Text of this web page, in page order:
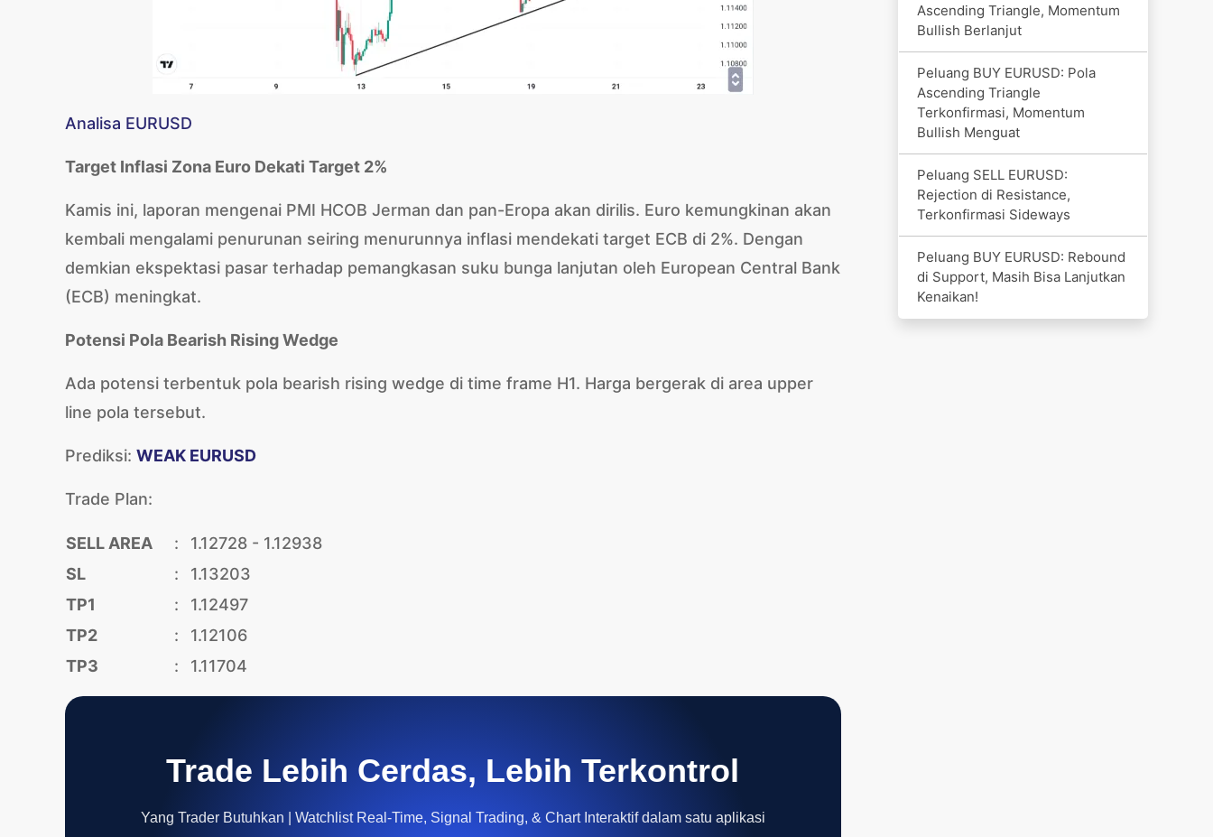
Analisa EURUSD
Target Inflasi Zona Euro Dekati Target 2%
Kamis ini, laporan mengenai PMI HCOB Jerman dan pan-Eropa akan dirilis. Euro kemungkinan akan
kembali mengalami penurunan seiring menurunnya inflasi mendekati target ECB di 2%. Dengan
demkian ekspektasi pasar terhadap pemangkasan suku bunga lanjutan oleh European Central Bank
(ECB) meningkat.
Potensi Pola Bearish Rising Wedge
Ada potensi terbentuk pola bearish rising wedge di time frame H1. Harga bergerak di area upper
line pola tersebut.
Prediksi: WEAK EURUSD
Trade Plan:
SELL AREA :
1.12728 - 1.12938
SL
:
1.13203
TP1
:
1.12497
TP2
:
1.12106
TP3
: 1.11704
Trade Lebih Cerdas, Lebih Terkontrol
Yang Trader Butuhkan | Watchlist Real-Time, Signal Trading, & Chart Interaktif dalam satu aplikasi
Ascending Triangle, Momentum
Bullish Berlanjut
Peluang BUY EURUSD: Pola
Ascending Triangle
Terkonfirmasi, Momentum
Bullish Menguat
Peluang SELL EURUSD:
Rejection di Resistance,
Terkonfirmasi Sideways
Peluang BUY EURUSD: Rebound
di Support, Masih Bisa Lanjutkan
Kenaikan!